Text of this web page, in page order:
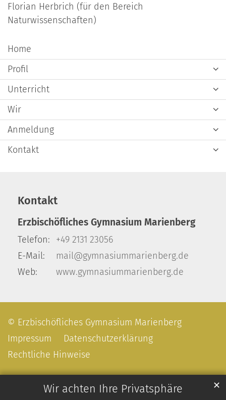
Wir achten Ihre Privatsphäre ✕
Florian Herbrich (für den Bereich
Naturwissenschaften)
Home
Profil
Unterricht
Wir
Anmeldung
Kontakt
Kontakt
Erzbischöfliches Gymnasium Marienberg
Telefon:
+49 2131 23056
E-Mail:
mail@gymnasiummarienberg.de
Web:
www.gymnasiummarienberg.de
© Erzbischöfliches Gymnasium Marienberg
Impressum
Datenschutzerklärung
Rechtliche Hinweise